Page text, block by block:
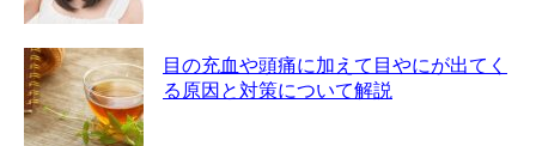
目の充血や頭痛に加えて目やにが出てく
る原因と対策について解説